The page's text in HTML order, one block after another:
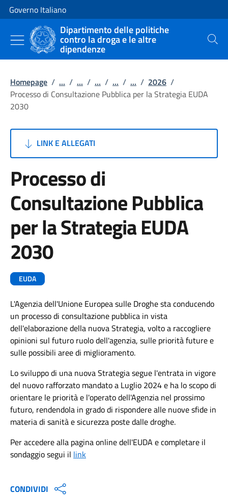
Vai al contenuto
Vai alla navigazione del sito
Governo Italiano
Dipartimento delle politiche
contro la droga e le altre
dipendenze Cerca
Homepage / ... / ... / ... / ... / ... / 2026 /
Processo di Consultazione Pubblica per la Strategia EUDA
2030
LINK E ALLEGATI
Processo di
Consultazione Pubblica
per la Strategia EUDA
2030
EUDA
L'Agenzia dell'Unione Europea sulle Droghe sta conducendo
un processo di consultazione pubblica in vista
dell'elaborazione della nuova Strategia, volto a raccogliere
opinioni sul futuro ruolo dell'agenzia, sulle priorità future e
sulle possibili aree di miglioramento.
Lo sviluppo di una nuova Strategia segue l'entrata in vigore
del nuovo rafforzato mandato a Luglio 2024 e ha lo scopo di
orientare le priorità e l'operato dell'Agenzia nel prossimo
futuro, rendendola in grado di rispondere alle nuove sfide in
materia di sanità e sicurezza poste dalle droghe.
Per accedere alla pagina online dell'EUDA e completare il
sondaggio segui il link
CONDIVIDI